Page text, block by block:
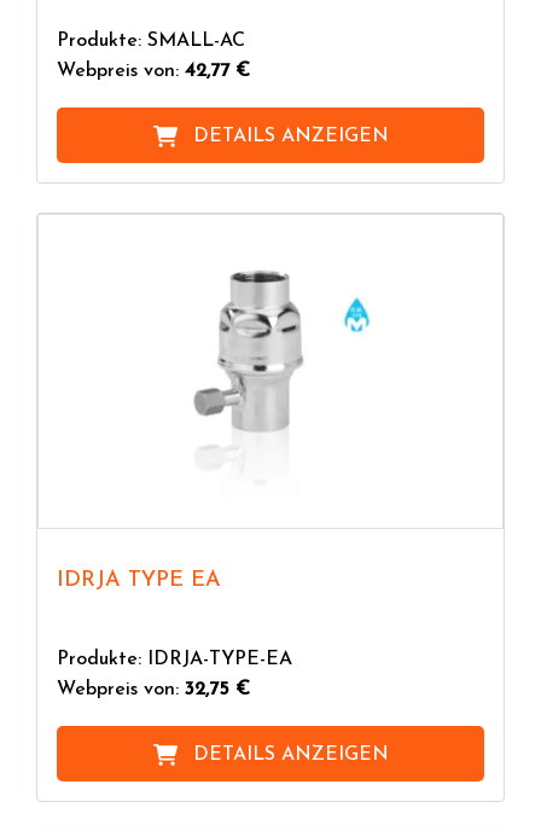
Produkte: SMALL-AC
Webpreis von: 42,77 €
DETAILS ANZEIGEN
IDRJA TYPE EA
Produkte: IDRJA-TYPE-EA
Webpreis von: 32,75 €
DETAILS ANZEIGEN